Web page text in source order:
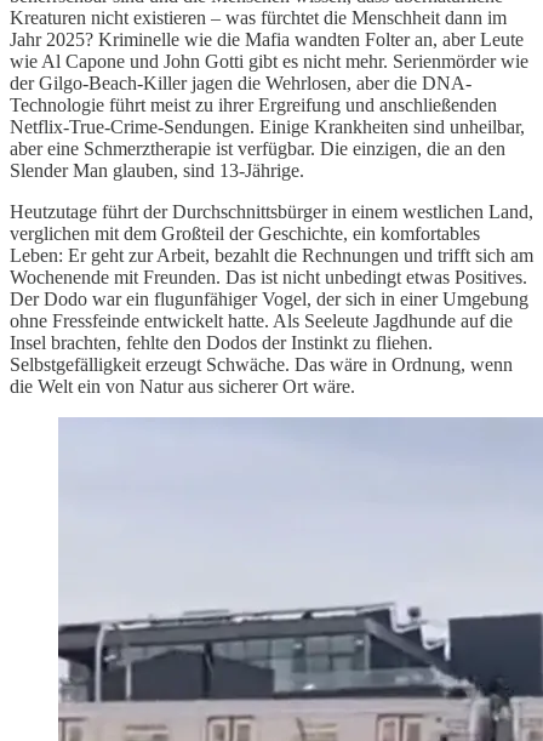
Kreaturen nicht existieren – was fürchtet die Menschheit dann im
Jahr 2025? Kriminelle wie die Mafia wandten Folter an, aber Leute
wie Al Capone und John Gotti gibt es nicht mehr. Serienmörder wie
der Gilgo-Beach-Killer jagen die Wehrlosen, aber die DNA-
Technologie führt meist zu ihrer Ergreifung und anschließenden
Netflix-True-Crime-Sendungen. Einige Krankheiten sind unheilbar,
aber eine Schmerztherapie ist verfügbar. Die einzigen, die an den
Slender Man glauben, sind 13-Jährige.
Heutzutage führt der Durchschnittsbürger in einem westlichen Land,
verglichen mit dem Großteil der Geschichte, ein komfortables
Leben: Er geht zur Arbeit, bezahlt die Rechnungen und trifft sich am
Wochenende mit Freunden. Das ist nicht unbedingt etwas Positives.
Der Dodo war ein flugunfähiger Vogel, der sich in einer Umgebung
ohne Fressfeinde entwickelt hatte. Als Seeleute Jagdhunde auf die
Insel brachten, fehlte den Dodos der Instinkt zu fliehen.
Selbstgefälligkeit erzeugt Schwäche. Das wäre in Ordnung, wenn
die Welt ein von Natur aus sicherer Ort wäre.